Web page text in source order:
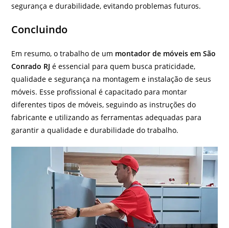
segurança e durabilidade, evitando problemas futuros.
Concluindo
Em resumo, o trabalho de um montador de móveis em São
Conrado RJ é essencial para quem busca praticidade,
qualidade e segurança na montagem e instalação de seus
móveis. Esse profissional é capacitado para montar
diferentes tipos de móveis, seguindo as instruções do
fabricante e utilizando as ferramentas adequadas para
garantir a qualidade e durabilidade do trabalho.